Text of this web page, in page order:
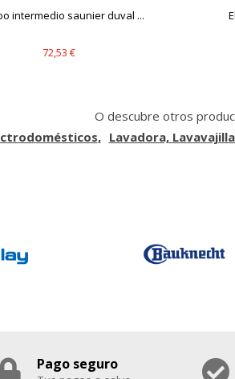
intermedio saunier duval ...
72,53 €
O descubre otros
Lavadora,
Pago seguro